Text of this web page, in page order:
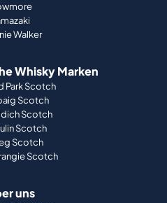
Walker
Whisky Marken
Park Scotch
Scotch
Scotch
Scotch
Scotch
Scotch
uns